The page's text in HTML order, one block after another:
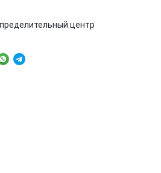
центр